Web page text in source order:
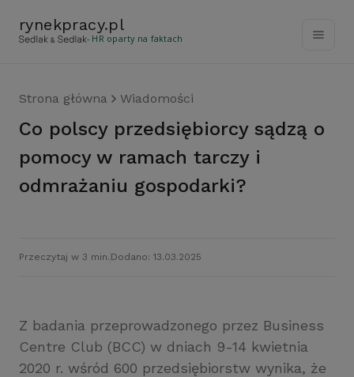
rynekpracy.pl
- HR oparty na faktach
Strona główna Wiadomości
Co polscy przedsiębiorcy sądzą o
pomocy w ramach tarczy i
odmrażaniu gospodarki?
Przeczytaj w 3 min. Dodano: 13.03.2025
Z badania przeprowadzonego przez Business
Centre Club (BCC) w dniach 9-14 kwietnia
2020 r. wśród 600 przedsiębiorstw wynika, że